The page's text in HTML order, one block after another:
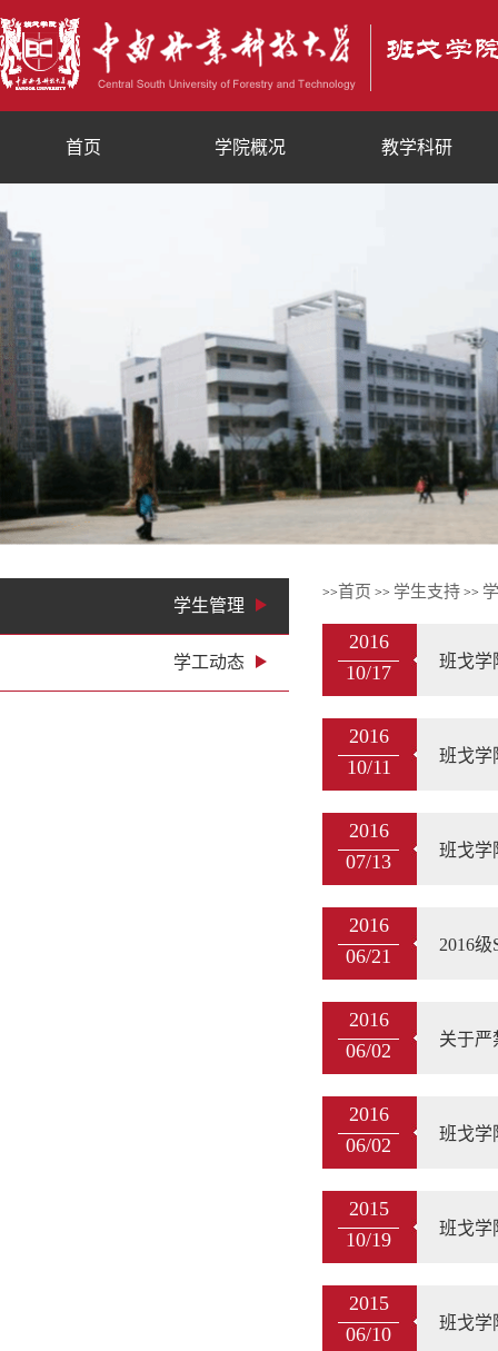
首页 学院概况 教学科研
学生管理
学工动态
>>首页 >> 学生支持 >>
2016
10/17
班戈学
2016
10/11
班戈学
2016
07/13
班戈学
2016
06/21
2016级
2016
06/02
关于严
2016
06/02
班戈学
2015
10/19
班戈学
2015
06/10
班戈学